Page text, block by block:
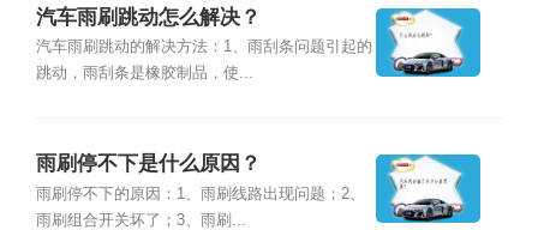
汽车雨刷跳动怎么解决？
汽车雨刷跳动的解决方法：1、雨刮条问题引起的
跳动，雨刮条是橡胶制品，使...
雨刷停不下是什么原因？
雨刷停不下的原因：1、雨刷线路出现问题；2、
雨刷组合开关坏了；3、雨刷...